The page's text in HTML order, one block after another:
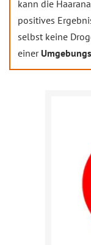
kann die
positives
selbst keine
einer